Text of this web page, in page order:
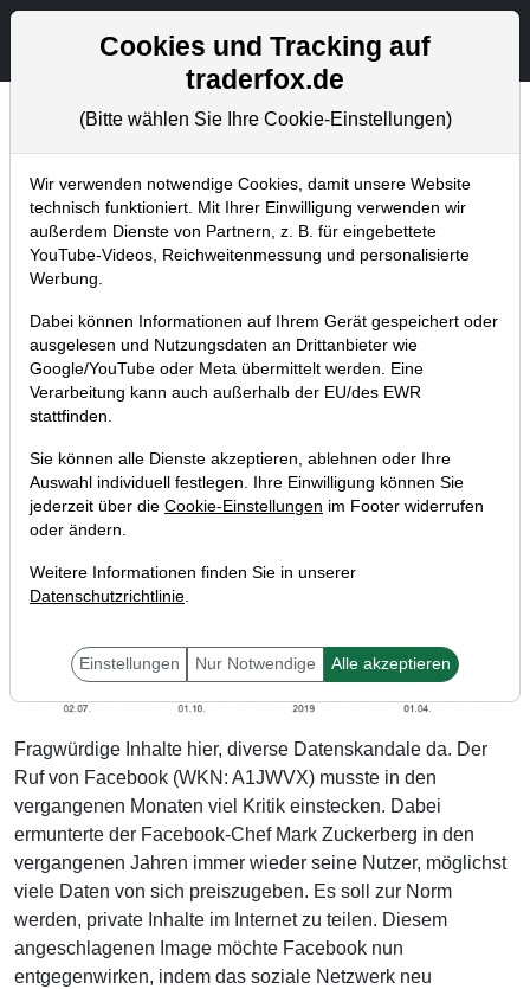
Aktien- und Artikelsuche
Chartanalysen
Home Blog Chartanalysen
Chartanalyse Facebook: Zurück zu
digitalem Wohnzimmer – Flucht oder
Segen für den Aktienkurs?
24.03.2019 um 10:52 Uhr | P. Uhlschmied
Fragwürdige Inhalte hier, diverse Datenskandale da. Der
Ruf von Facebook (WKN: A1JWVX) musste in den
vergangenen Monaten viel Kritik einstecken. Dabei
ermunterte der Facebook-Chef Mark Zuckerberg in den
vergangenen Jahren immer wieder seine Nutzer, möglichst
viele Daten von sich preiszugeben. Es soll zur Norm
werden, private Inhalte im Internet zu teilen. Diesem
angeschlagenen Image möchte Facebook nun
entgegenwirken, indem das soziale Netzwerk neu
Cookies und Tracking auf
traderfox.de
(Bitte wählen Sie Ihre Cookie-Einstellungen)
Wir verwenden notwendige Cookies, damit unsere Website
technisch funktioniert. Mit Ihrer Einwilligung verwenden wir
außerdem Dienste von Partnern, z. B. für eingebettete
YouTube-Videos, Reichweitenmessung und personalisierte
Werbung.
Dabei können Informationen auf Ihrem Gerät gespeichert oder
ausgelesen und Nutzungsdaten an Drittanbieter wie
Google/YouTube oder Meta übermittelt werden. Eine
Verarbeitung kann auch außerhalb der EU/des EWR
stattfinden.
Sie können alle Dienste akzeptieren, ablehnen oder Ihre
Auswahl individuell festlegen. Ihre Einwilligung können Sie
jederzeit über die Cookie-Einstellungen im Footer widerrufen
oder ändern.
Weitere Informationen finden Sie in unserer
Datenschutzrichtlinie.
Einstellungen Nur Notwendige Alle akzeptieren